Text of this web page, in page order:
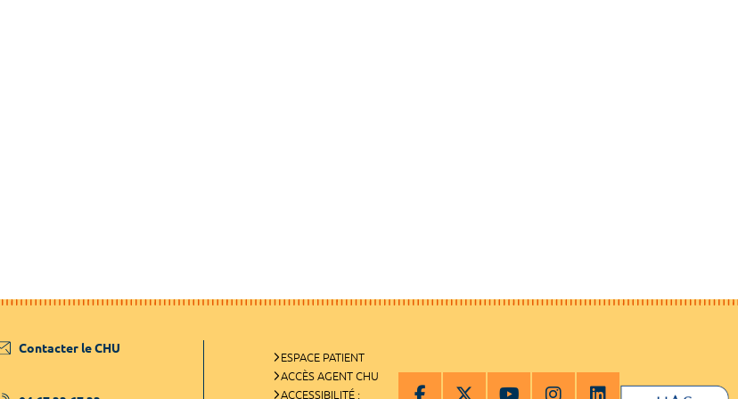
Contacter le CHU
ESPACE PATIENT
ACCÈS AGENT CHU
ACCESSIBILITÉ :